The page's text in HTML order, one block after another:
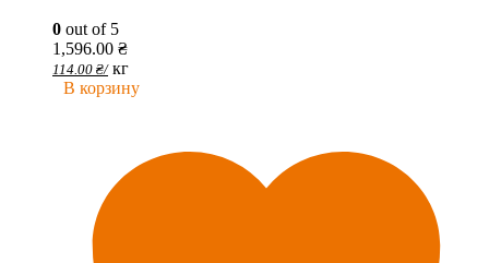
0 out of 5
1,596.00 ₴
114.00 ₴/ кг
В корзину